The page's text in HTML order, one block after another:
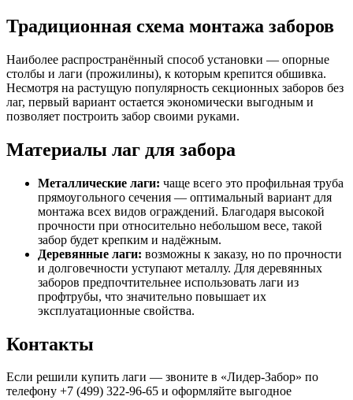
Традиционная схема монтажа заборов
Наиболее распространённый способ установки — опорные
столбы и лаги (прожилины), к которым крепится обшивка.
Несмотря на растущую популярность секционных заборов без
лаг, первый вариант остается экономически выгодным и
позволяет построить забор своими руками.
Материалы лаг для забора
Металлические лаги: чаще всего это профильная труба
прямоугольного сечения — оптимальный вариант для
монтажа всех видов ограждений. Благодаря высокой
прочности при относительно небольшом весе, такой
забор будет крепким и надёжным.
Деревянные лаги: возможны к заказу, но по прочности
и долговечности уступают металлу. Для деревянных
заборов предпочтительнее использовать лаги из
профтрубы, что значительно повышает их
эксплуатационные свойства.
Контакты
Если решили купить лаги — звоните в «Лидер-Забор» по
телефону +7 (499) 322-96-65 и оформляйте выгодное